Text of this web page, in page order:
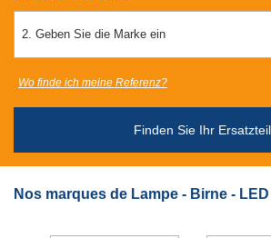
2. Geben Sie die Marke ein
Finden Sie Ihr
Wo finde ich meine Referenz?
Nos marques de Lampe - Birne -